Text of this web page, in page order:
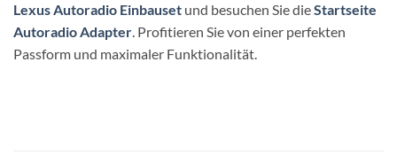
Lexus Autoradio Einbauset und besuchen Sie dieStartseite
Autoradio Adapter. Profitieren Sie von einer perfekten
Passform und maximaler Funktionalität.